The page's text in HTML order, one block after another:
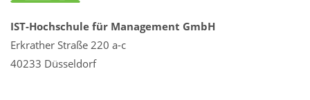
IST-Hochschule für Management GmbH
Erkrather Straße 220 a-c
40233 Düsseldorf